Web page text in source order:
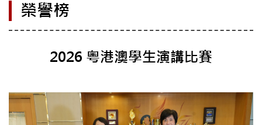
榮譽榜
2026 粵港澳學生演講比賽